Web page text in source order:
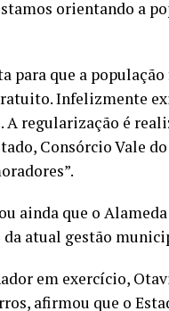
orientando a
para que a
Infelizmente
A regularização é
Consórcio Vale
ainda que o
atual gestão
em exercício,
afirmou que o